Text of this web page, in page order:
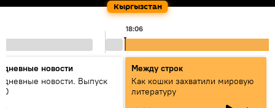
Кыргызстан
18:06
новости
новости. Выпуск
Между строк
Как кошки захватили мировую
литературу